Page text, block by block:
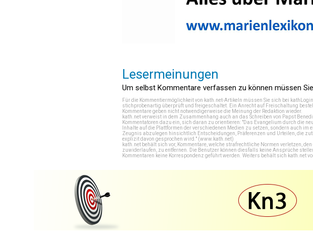
Lesermeinungen
Um selbst Kommentare verfassen zu können müssen
Für die Kommentiermöglichkeit von kath.net-Artikeln müssen Sie sich bei
stichprobenartig überprüft und freigeschaltet. Ein Anrecht auf Freischaltung
Kommentare geben nicht notwendigerweise die Meinung der Redaktion wieder.
kath.net verweist in dem Zusammenhang auch an das Schreiben von Papst
Kommentatoren dazu ein, sich daran zu orientieren: "Das Evangelium durch die
Inhalte auf die Plattformen der verschiedenen Medien zu setzen, sondern auch
Zeugnis abzulegen hinsichtlich Entscheidungen, Präferenzen und Urteilen, die
explizit davon gesprochen wird." (www.kath.net)
kath.net behält sich vor, Kommentare, welche strafrechtliche Normen verletzen,
zuwiderlaufen, zu entfernen. Die Benutzer können diesfalls keine Ansprüche
Kommentaren keine Korrespondenz geführt werden. Weiters behält sich kath.net